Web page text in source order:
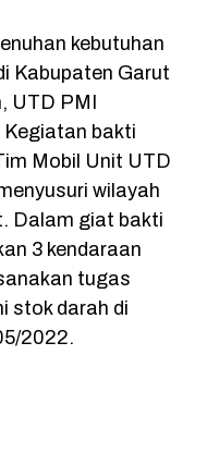
kebutuhan
Kabupaten Garut
UTD PMI
Kegiatan bakti
Mobil Unit UTD
wilayah
Dalam giat bakti
3 kendaraan
tugas
stok darah di
2022.